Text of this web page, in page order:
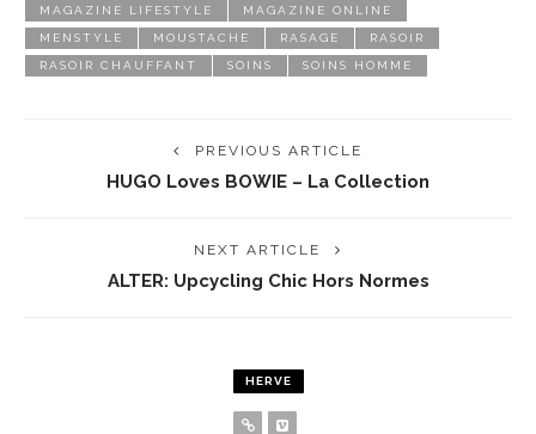
MAGAZINE LIFESTYLE MAGAZINE ONLINE
MENSTYLE MOUSTACHE RASAGE RASOIR
RASOIR CHAUFFANT SOINS SOINS HOMME
PREVIOUS ARTICLE
HUGO Loves BOWIE – La Collection
NEXT ARTICLE
ALTER: Upcycling Chic Hors Normes
HERVE